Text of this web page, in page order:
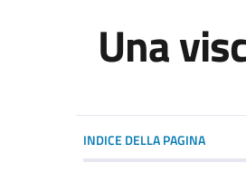
Una
INDICE DELLA PAGINA